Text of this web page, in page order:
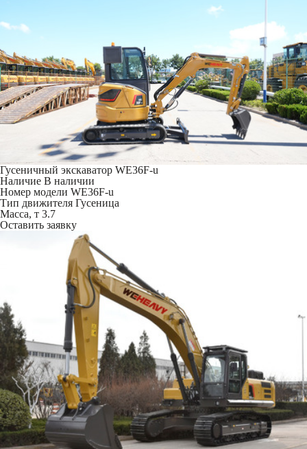
Гусеничный экскаватор WE36F-u
Наличие В наличии
Номер модели WE36F-u
Тип движителя Гусеница
Масса, т 3.7
Оставить заявку